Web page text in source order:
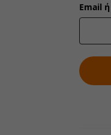
Email